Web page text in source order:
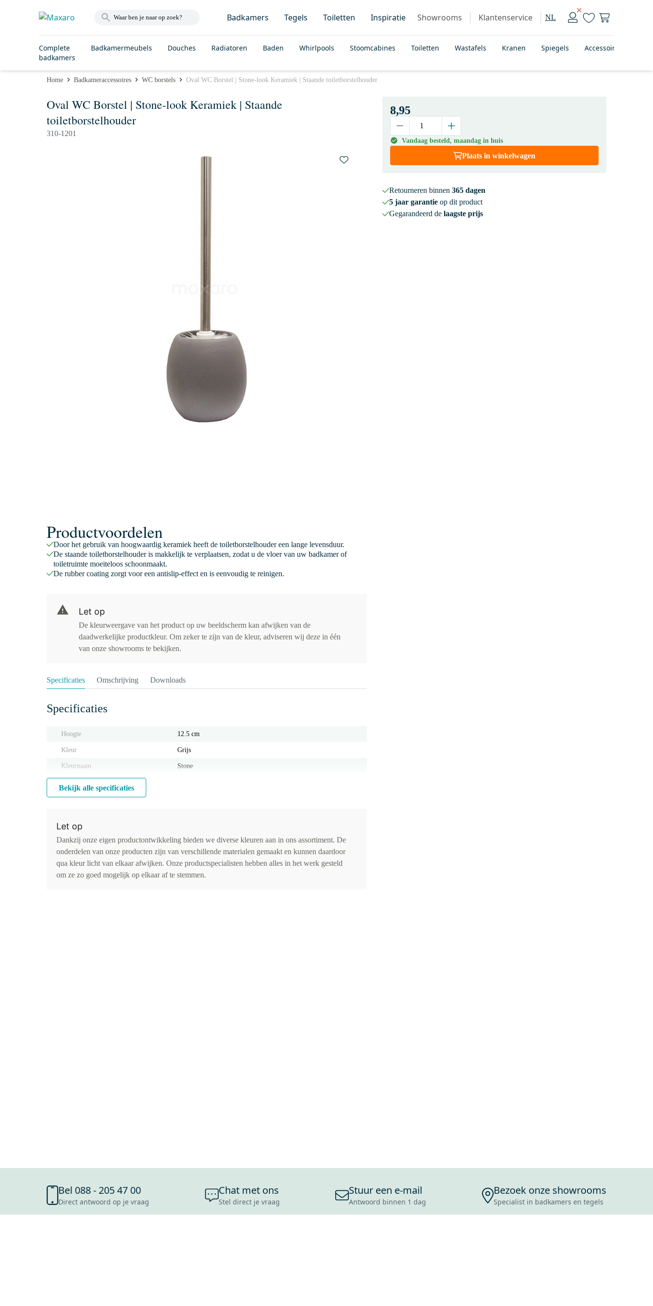
Badkamers Tegels Toiletten Inspiratie Showrooms Klantenservice NL
Complete
badkamers
Badkamermeubels Douches Radiatoren Baden Whirlpools Stoomcabines Toiletten Wastafels Kranen Spiegels Accessoires
Home Badkameraccessoires WC borstels Oval WC Borstel | Stone-look Keramiek | Staande toiletborstelhouder
Oval WC Borstel | Stone-look Keramiek | Staande
toiletborstelhouder
310-1201
8,95
Vandaag besteld, maandag in huis
Plaats in winkelwagen
Retourneren binnen 365 dagen
5 jaar garantieop dit product
Gegarandeerd de laagste prijs
Productvoordelen
Door het gebruik van hoogwaardig keramiek heeft de toiletborstelhouder een lange levensduur.
De staande toiletborstelhouder is makkelijk te verplaatsen, zodat u de vloer van uw badkamer of
toiletruimte moeiteloos schoonmaakt.
De rubber coating zorgt voor een antislip-effect en is eenvoudig te reinigen.
Let op
De kleurweergave van het product op uw beeldscherm kan afwijken van de
daadwerkelijke productkleur. Om zeker te zijn van de kleur, adviseren wij deze in één
van onze showrooms te bekijken.
Specificaties Omschrijving Downloads
Specificaties
Hoogte 12.5 cm
Kleur Grijs
Kleurnaam Stone
Bekijk alle specificaties
Let op
Dankzij onze eigen productontwikkeling bieden we diverse kleuren aan in ons assortiment. De
onderdelen van onze producten zijn van verschillende materialen gemaakt en kunnen daardoor
qua kleur licht van elkaar afwijken. Onze productspecialisten hebben alles in het werk gesteld
om ze zo goed mogelijk op elkaar af te stemmen.
Bel 088 - 205 47 00
Direct antwoord op je vraag
Chat met ons
Stel direct je vraag
Stuur een e-mail
Antwoord binnen 1 dag
Bezoek onze showrooms
Specialist in badkamers en tegels